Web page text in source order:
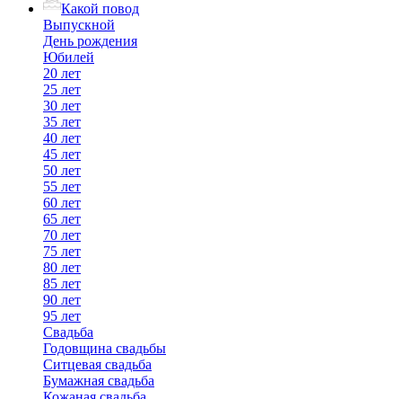
Какой повод
Выпускной
День рождения
Юбилей
20 лет
25 лет
30 лет
35 лет
40 лет
45 лет
50 лет
55 лет
60 лет
65 лет
70 лет
75 лет
80 лет
85 лет
90 лет
95 лет
Свадьба
Годовщина свадьбы
Ситцевая свадьба
Бумажная свадьба